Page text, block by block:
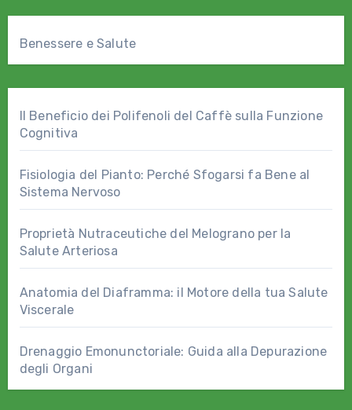
Benessere e Salute
Il Beneficio dei Polifenoli del Caffè sulla Funzione
Cognitiva
Fisiologia del Pianto: Perché Sfogarsi fa Bene al
Sistema Nervoso
Proprietà Nutraceutiche del Melograno per la
Salute Arteriosa
Anatomia del Diaframma: il Motore della tua Salute
Viscerale
Drenaggio Emonunctoriale: Guida alla Depurazione
degli Organi